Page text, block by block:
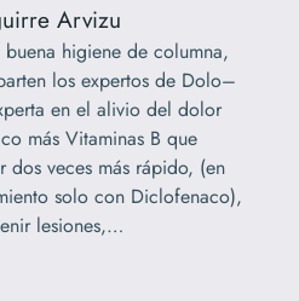
Arvizu
higiene de columna,
los expertos de Dolo–
en el alivio del dolor
más Vitaminas B que
veces más rápido, (en
solo con Diclofenaco),
lesiones,…